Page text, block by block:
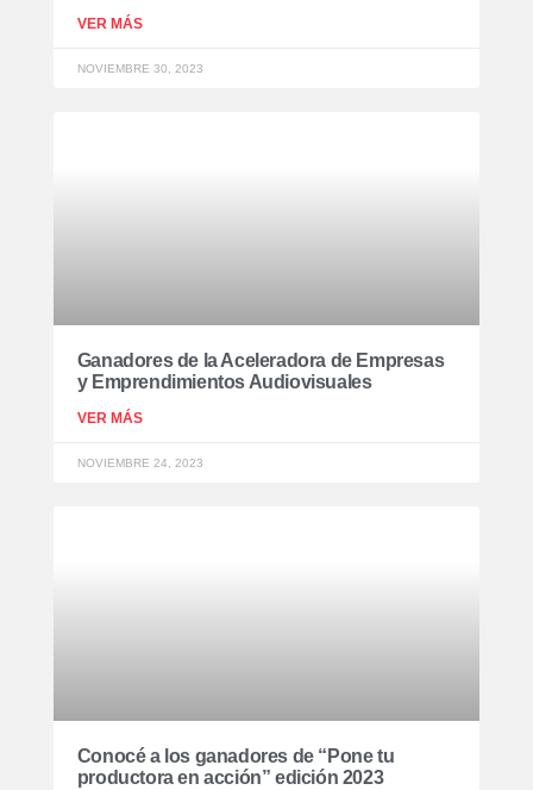
VER MÁS
NOVIEMBRE 30, 2023
Ganadores de la Aceleradora de Empresas
y Emprendimientos Audiovisuales
VER MÁS
NOVIEMBRE 24, 2023
Conocé a los ganadores de “Pone tu
productora en acción” edición 2023